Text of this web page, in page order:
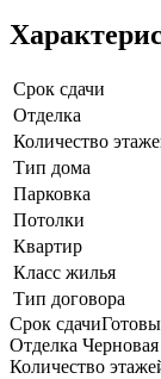
Срок сдачи
Отделка
Количество
Тип дома
Парковка
Потолки
Квартир
Класс жилья
Тип договора
Срок сдачи
Отделка Черновая
Количество